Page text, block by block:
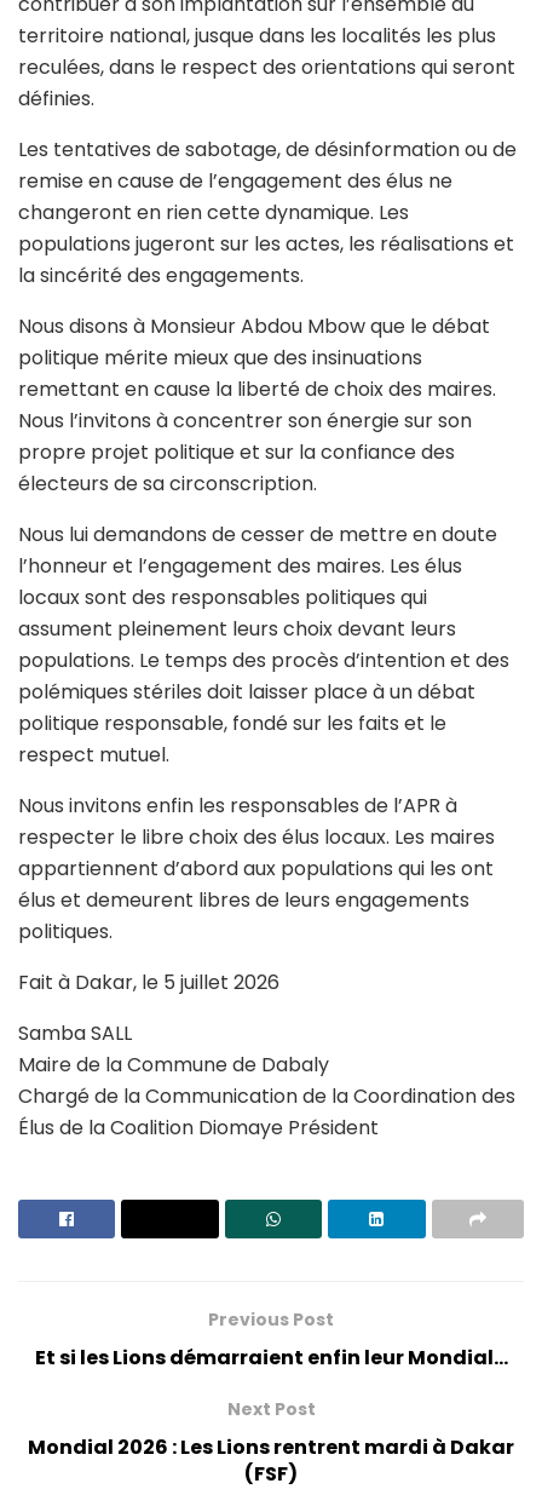
territoire national, jusque dans les localités les plus
reculées, dans le respect des orientations qui seront
définies.
Les tentatives de sabotage, de désinformation ou de
remise en cause de l’engagement des élus ne
changeront en rien cette dynamique. Les
populations jugeront sur les actes, les réalisations et
la sincérité des engagements.
Nous disons à Monsieur Abdou Mbow que le débat
politique mérite mieux que des insinuations
remettant en cause la liberté de choix des maires.
Nous l’invitons à concentrer son énergie sur son
propre projet politique et sur la confiance des
électeurs de sa circonscription.
Nous lui demandons de cesser de mettre en doute
l’honneur et l’engagement des maires. Les élus
locaux sont des responsables politiques qui
assument pleinement leurs choix devant leurs
populations. Le temps des procès d’intention et des
polémiques stériles doit laisser place à un débat
politique responsable, fondé sur les faits et le
respect mutuel.
Nous invitons enfin les responsables de l’APR à
respecter le libre choix des élus locaux. Les maires
appartiennent d’abord aux populations qui les ont
élus et demeurent libres de leurs engagements
politiques.
Fait à Dakar, le 5 juillet 2026
Samba SALL
Maire de la Commune de Dabaly
Chargé de la Communication de la Coordination des
Élus de la Coalition Diomaye Président
Previous Post
Et si les Lions démarraient enfin leur Mondial…
Next Post
Mondial 2026 : Les Lions rentrent mardi à Dakar
(FSF)